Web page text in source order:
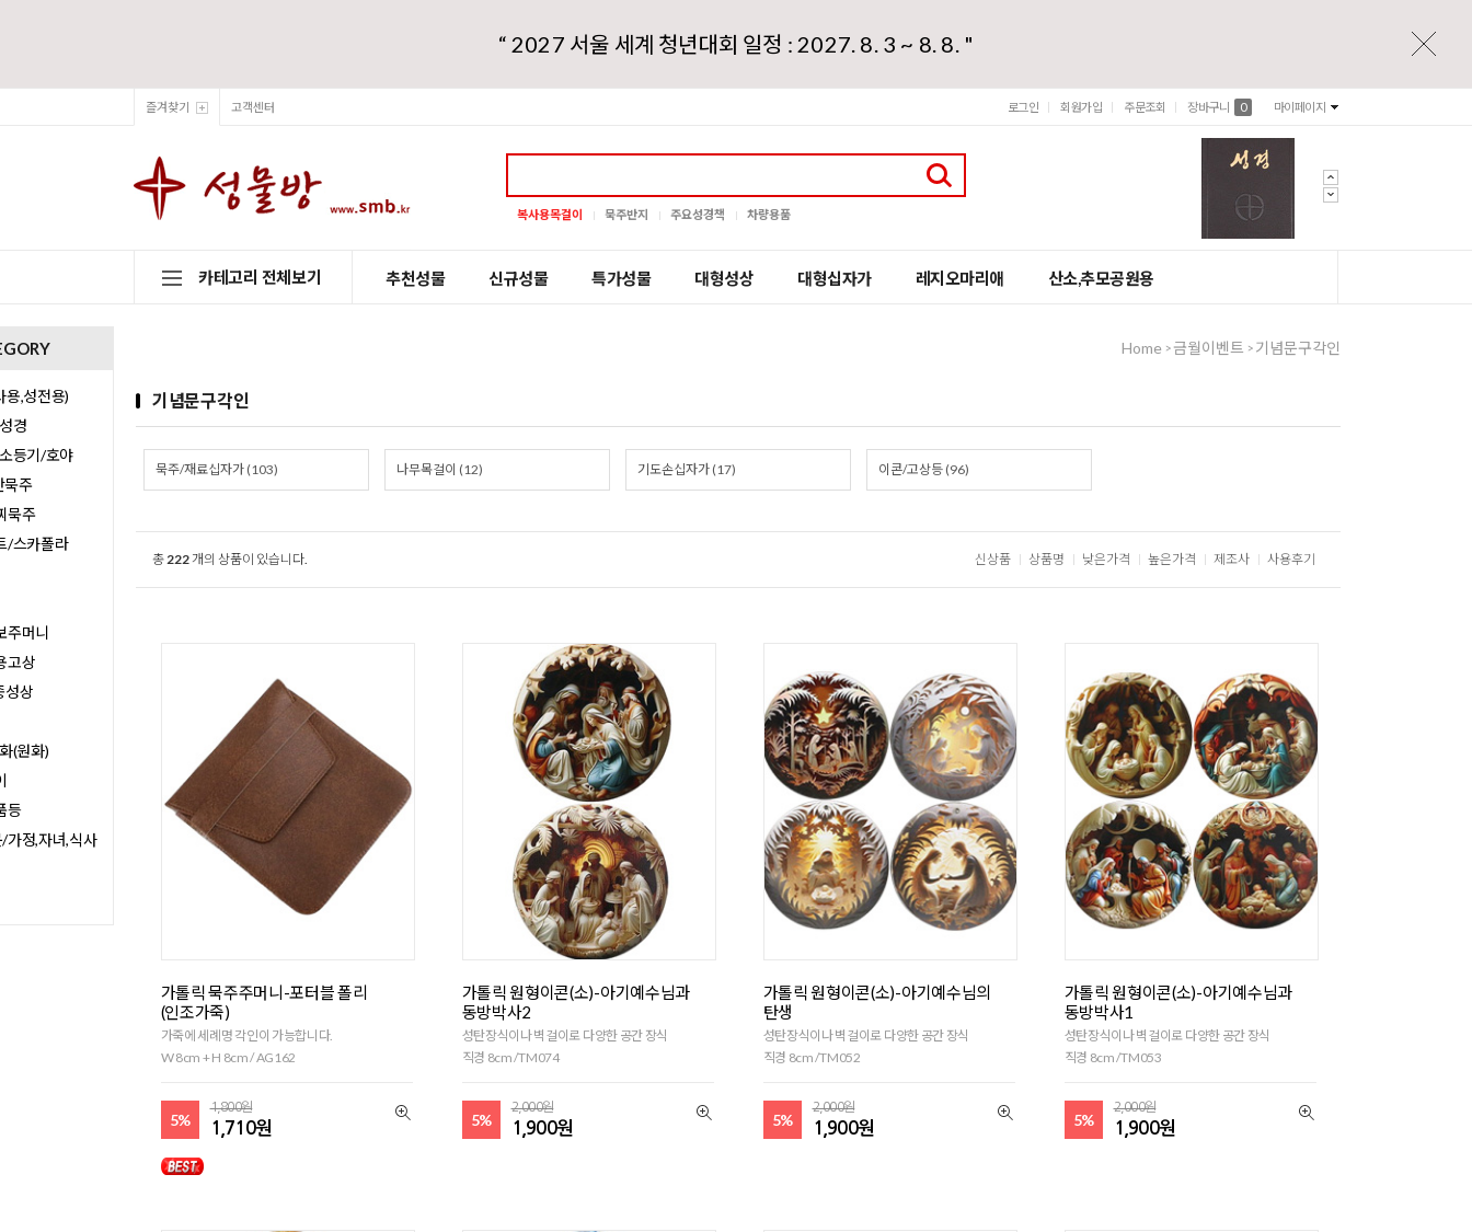
“ 2027 서울 세계 청년대회 일정 : 2027. 8. 3 ~ 8. 8. "
즐겨찾기 고객센터 로그인 회원가입 주문조회 장바구니 0 마이페이지
복사용목걸이 묵주반지 주요성경책 차량용품
카테고리 전체보기 추천성물 신규성물 특가성물 대형성상 대형십자가 레지오마리애 산소,추모공원용
용,성전용)
경
등기/호야
주
묵주
/스카폴라
주머니
고상
성상
(원화)
등
가정,자녀,식사
Home > 금월이벤트 > 기념문구각인
기념문구각인
묵주/재료십자가 (103) 나무목걸이 (12) 기도손십자가 (17) 이콘/고상등 (96)
총222 개의 상품이 있습니다. 신상품 상품명 낮은가격 높은가격 제조사 사용후기
가톨릭 묵주주머니-포터블 폴리
(인조가죽)
가죽에 세례명 각인이 가능합니다.
W 8cm + H 8cm / AG162
5%
1,800원
1,710원
가톨릭 원형이콘(소)-아기예수님과
동방박사2
성탄장식이나 벽걸이로 다양한 공간 장식
직경 8cm /TM074
5%
2,000원
1,900원
가톨릭 원형이콘(소)-아기예수님의
탄생
성탄장식이나 벽걸이로 다양한 공간 장식
직경 8cm /TM052
5%
2,000원
1,900원
가톨릭 원형이콘(소)-아기예수님과
동방박사1
성탄장식이나 벽걸이로 다양한 공간 장식
직경 8cm /TM053
5%
2,000원
1,900원